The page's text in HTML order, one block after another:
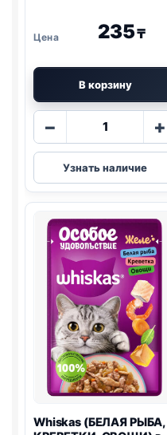
235₸
В корзину
−
Количество
Whiskas
(ТЕЛЯТИНА
И
75г
+
Узнать наличие
Whiskas (БЕЛАЯ РЫБА,